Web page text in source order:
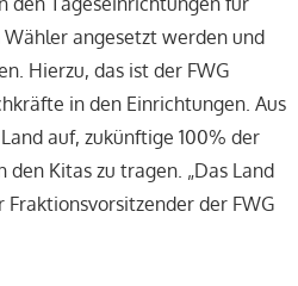
angesetzt werden und
Hierzu, das ist der FWG
in den Einrichtungen. Aus
auf, zukünftige 100% der
Kitas zu tragen. „Das Land
Fraktionsvorsitzender der FWG